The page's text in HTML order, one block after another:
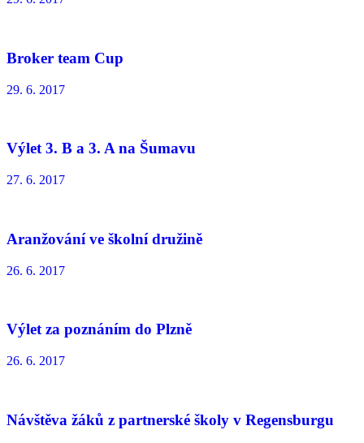
Broker team Cup
29. 6. 2017
Výlet 3. B a 3. A na Šumavu
27. 6. 2017
Aranžování ve školní družině
26. 6. 2017
Výlet za poznáním do Plzně
26. 6. 2017
Návštěva žáků z partnerské školy v Regensburgu